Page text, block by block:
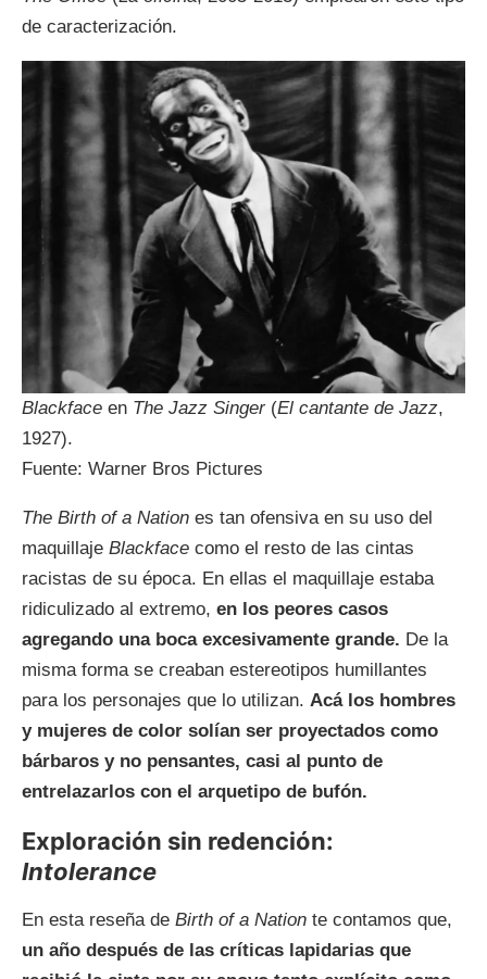
de caracterización.
Blackface en The Jazz Singer(El cantante de Jazz,
1927).
Fuente: Warner Bros Pictures
The Birth of a Nation es tan ofensiva en su uso del
maquillaje Blackface como el resto de las cintas
racistas de su época. En ellas el maquillaje estaba
ridiculizado al extremo, en los peores casos
agregando una boca excesivamente grande. De la
misma forma se creaban estereotipos humillantes
para los personajes que lo utilizan. Acá los hombres
y mujeres de color solían ser proyectados como
bárbaros y no pensantes, casi al punto de
entrelazarlos con el arquetipo de bufón.
Exploración sin redención:
Intolerance
En esta reseña de Birth of a Nation te contamos que,
un año después de las críticas lapidarias que